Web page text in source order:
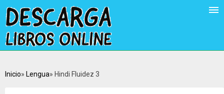
Inicio Lengua Hindi Fluidez 3